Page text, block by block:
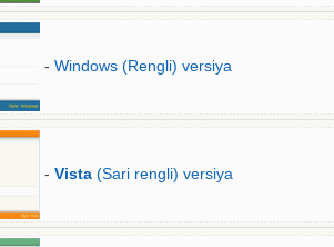
- Windows (Rengli) versiya
- Vista (Sari rengli) versiya